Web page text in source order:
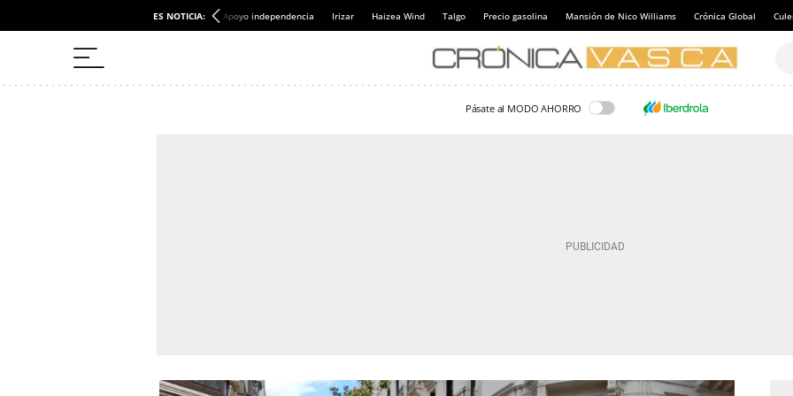
ES NOTICIA: Apoyo independencia Irizar Haizea Wind Talgo Precio gasolina Mansión de Nico Williams Crónica Global
Pásate al MODO AHORRO